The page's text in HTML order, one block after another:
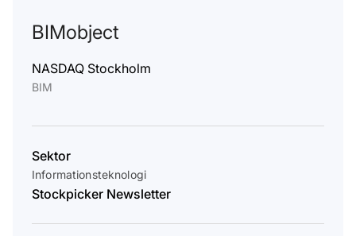
BIMobject
NASDAQ Stockholm
BIM
Sektor
Informationsteknologi
Stockpicker Newsletter